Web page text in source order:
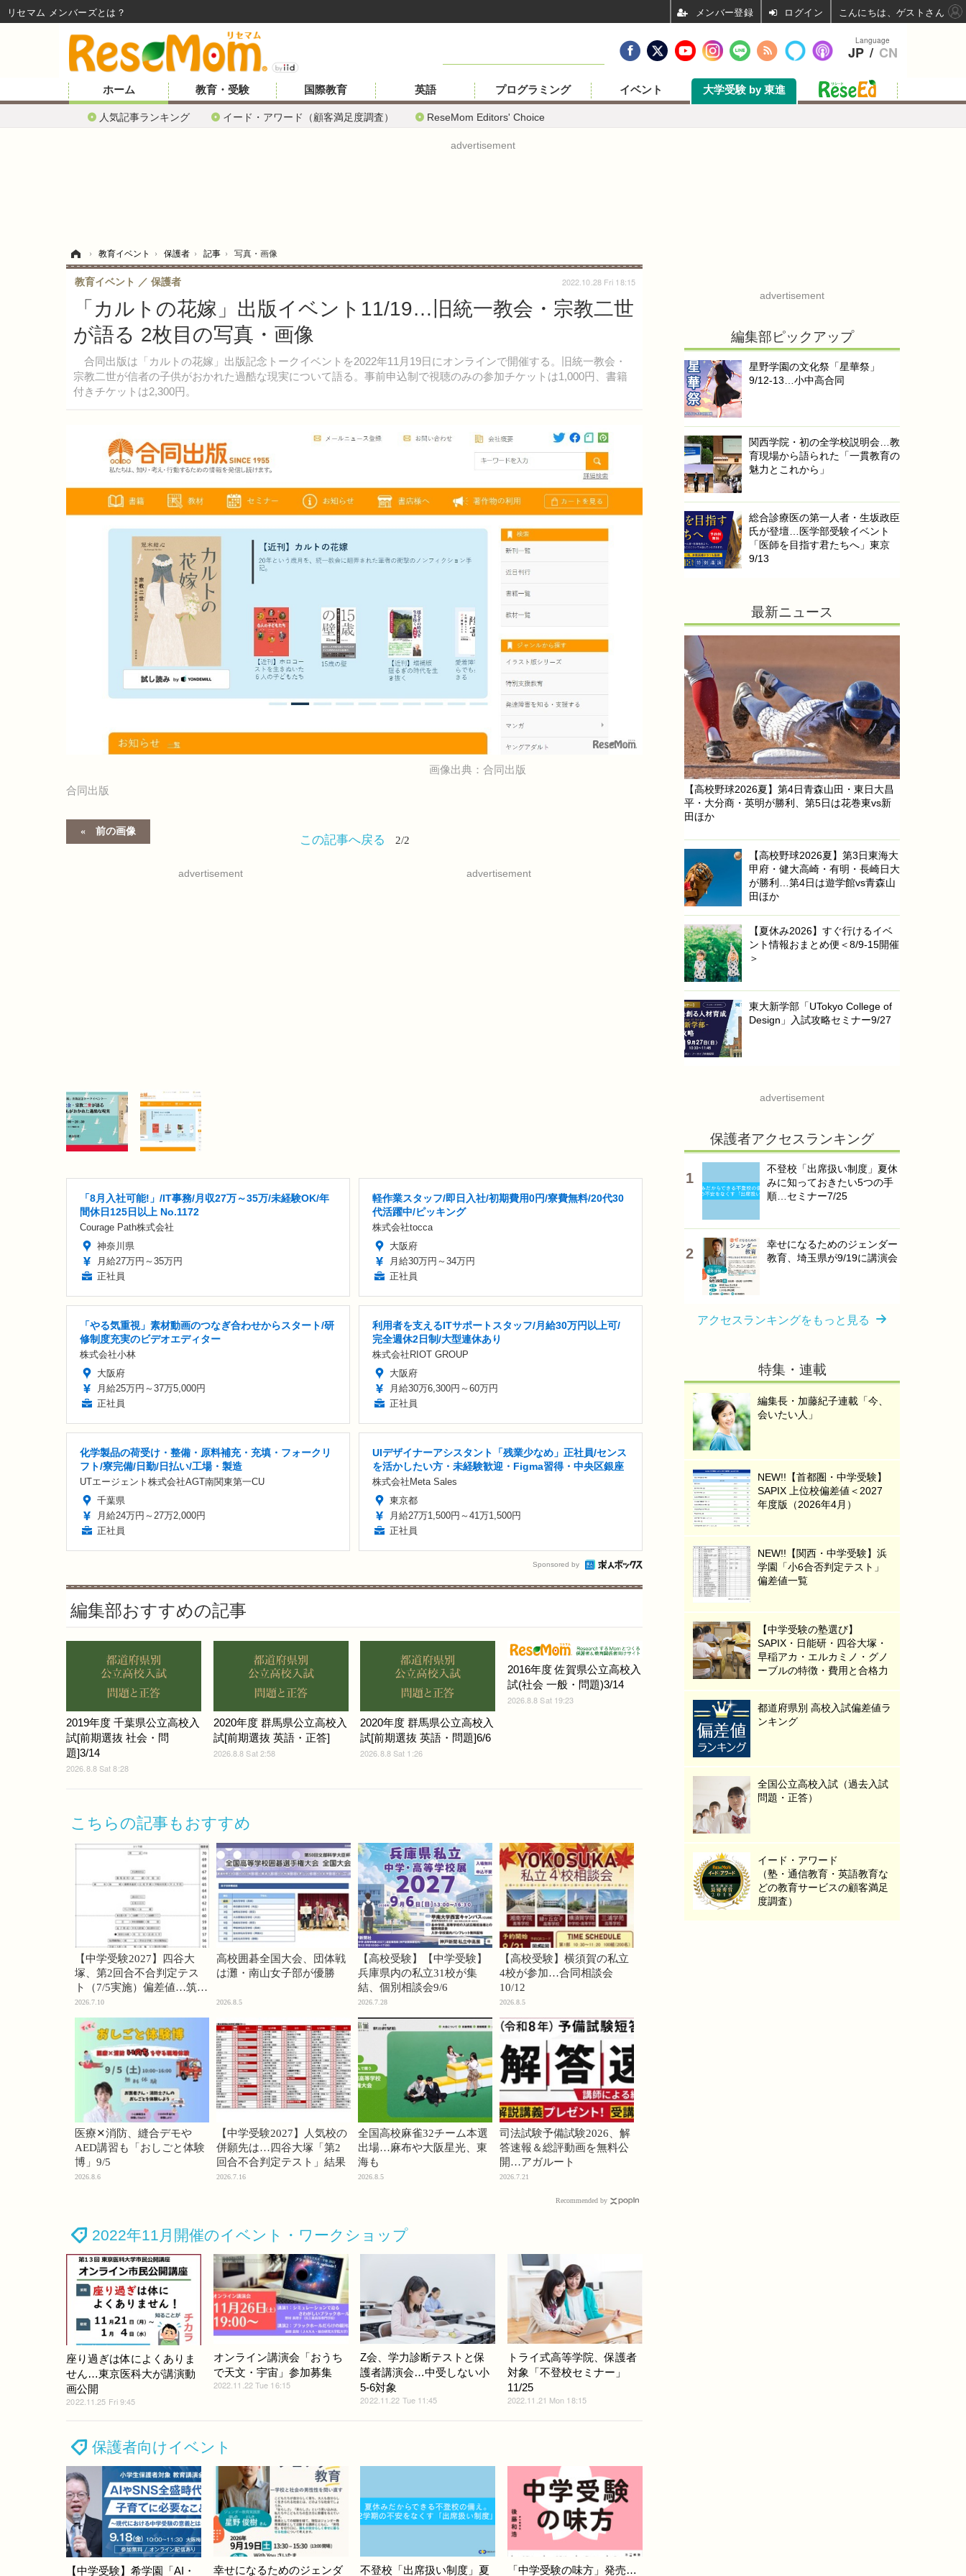
ホーム
人気記事ランキング イード・アワード（顧客満足度調査） ReseMom Editors' Choice
教育・受験 国際教育 英語 プログラミング イベント 大学受験 by 東進
advertisement
› 教育イベント › 保護者 › 記事 › 写真・画像
「カルトの花嫁」出版イベント11/19…旧統一教会・宗教二世
が語る 2枚目の写真・画像
合同出版は「カルトの花嫁」出版記念トークイベントを2022年11月19日にオンラインで開催する。旧統一教会・
宗教二世が信者の子供がおかれた過酷な現実について語る。事前申込制で視聴のみの参加チケットは1,000円、書籍
付きチケットは2,300円。
教育イベント 保護者 2022.10.28 Fri 18:15
画像出典：合同出版
合同出版
前の画像
この記事へ戻る 2/2
advertisement advertisement
「8月入社可能!」/IT事務/月収27万～35万/未経験OK/年
間休日125日以上 No.1172
Courage Path株式会社
神奈川県
月給27万円～35万円
正社員
軽作業スタッフ/即日入社/初期費用0円/寮費無料/20代30
代活躍中/ピッキング
株式会社tocca
大阪府
月給30万円～34万円
正社員
「やる気重視」素材動画のつなぎ合わせからスタート/研
修制度充実のビデオエディター
株式会社小林
大阪府
月給25万円～37万5,000円
正社員
利用者を支えるITサポートスタッフ/月給30万円以上可/
完全週休2日制/大型連休あり
株式会社RIOT GROUP
大阪府
月給30万6,300円～60万円
正社員
化学製品の荷受け・整備・原料補充・充填・フォークリ
フト/寮完備/日勤/日払い/工場・製造
UTエージェント株式会社AGT南関東第一CU
千葉県
月給24万円～27万2,000円
正社員
UIデザイナーアシスタント「残業少なめ」正社員/センス
を活かしたい方・未経験歓迎・Figma習得・中央区銀座
株式会社Meta Sales
東京都
月給27万1,500円～41万1,500円
正社員
Sponsored by
編集部おすすめの記事
2019年度 千葉県公立高校入
試[前期選抜 社会・問
題]3/14
2026.8.8 Sat 8:28
2020年度 群馬県公立高校入
試[前期選抜 英語・正答]
2026.8.8 Sat 2:58
2020年度 群馬県公立高校入
試[前期選抜 英語・問題]6/6
2026.8.8 Sat 1:26
2016年度 佐賀県公立高校入
試(社会 一般・問題)3/14
2026.8.8 Sat 19:23
こちらの記事もおすすめ
【中学受験2027】四谷大
塚、第2回合不合判定テス
ト（7/5実施）偏差値…筑駒
74・桜蔭70＜PR＞
2026.7.10
高校囲碁全国大会、団体戦
は灘・南山女子部が優勝
2026.8.5
【高校受験】【中学受験】
兵庫県内の私立31校が集
結、個別相談会9/6
2026.7.28
【高校受験】横須賀の私立
4校が参加…合同相談会
10/12
2026.8.5
医療✕消防、縫合デモや
AED講習も「おしごと体験
博」9/5
2026.8.6
【中学受験2027】人気校の
併願先は…四谷大塚「第2
回合不合判定テスト」結果
2026.7.16
全国高校麻雀32チーム本選
出場…麻布や大阪星光、東
海も
2026.8.5
司法試験予備試験2026、解
答速報＆総評動画を無料公
開…アガルート
2026.7.21
Recommended by
2022年11月開催のイベント・ワークショップ
座り過ぎは体によくありま
せん…東京医科大が講演動
画公開
2022.11.25 Fri 9:45
オンライン講演会「おうち
で天文・宇宙」参加募集
2022.11.22 Tue 16:15
Z会、学力診断テストと保
護者講演会…中受しない小
5-6対象
2022.11.22 Tue 11:45
トライ式高等学院、保護者
対象「不登校セミナー」
11/25
2022.11.21 Mon 18:15
保護者向けイベント
【中学受験】希学園「AI・ 幸せになるためのジェンダ 不登校「出席扱い制度」夏 「中学受験の味方」発売…
advertisement
編集部ピックアップ
星野学園の文化祭「星華祭」
9/12-13…小中高合同
関西学院・初の全学校説明会…教
育現場から語られた「一貫教育の
魅力とこれから」
総合診療医の第一人者・生坂政臣
氏が登壇…医学部受験イベント
「医師を目指す君たちへ」東京
9/13
最新ニュース
【高校野球2026夏】第4日青森山田・東日大昌
平・大分商・英明が勝利、第5日は花巻東vs新
田ほか
【高校野球2026夏】第3日東海大
甲府・健大高崎・有明・長崎日大
が勝利…第4日は遊学館vs青森山
田ほか
【夏休み2026】すぐ行けるイベ
ント情報おまとめ便＜8/9-15開催
＞
東大新学部「UTokyo College of
Design」入試攻略セミナー9/27
advertisement
保護者アクセスランキング
不登校「出席扱い制度」夏休
みに知っておきたい5つの手
順…セミナー7/25
幸せになるためのジェンダー
教育、埼玉県が9/19に講演会
アクセスランキングをもっと見る
特集・連載
編集長・加藤紀子連載「今、
会いたい人」
NEW!!【首都圏・中学受験】
SAPIX 上位校偏差値＜2027
年度版（2026年4月）
NEW!!【関西・中学受験】浜
学園「小6合否判定テスト」
偏差値一覧
【中学受験の塾選び】
SAPIX・日能研・四谷大塚・
早稲アカ・エルカミノ・グノ
ーブルの特徴・費用と合格力
都道府県別 高校入試偏差値ラ
ンキング
全国公立高校入試（過去入試
問題・正答）
イード・アワード
（塾・通信教育・英語教育な
どの教育サービスの顧客満足
度調査）
Language
JP / CN
リセマム メンバーズ ログイン こんにちは、ゲストさん